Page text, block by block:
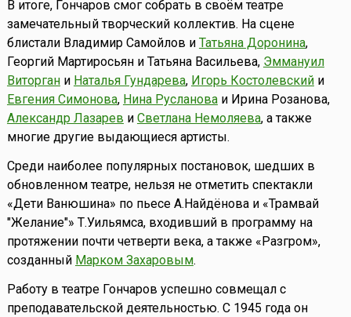
В итоге, Гончаров смог собрать в своём театре
замечательный творческий коллектив. На сцене
блистали Владимир Самойлов и Татьяна Доронина,
Георгий Мартиросьян и Татьяна Васильева, Эммануил
Виторгани Наталья Гундарева, Игорь Костолевскийи
Евгения Симонова, Нина Руслановаи Ирина Розанова,
Александр Лазарев и Светлана Немоляева, а также
многие другие выдающиеся артисты.
Среди наиболее популярных постановок, шедших в
обновленном театре, нельзя не отметить спектакли
«Дети Ванюшина» по пьесе А.Найдёнова и «Трамвай
"Желание"» Т.Уильямса, входивший в программу на
протяжении почти четверти века, а также «Разгром»,
созданный Марком Захаровым.
Работу в театре Гончаров успешно совмещал с
преподавательской деятельностью. С 1945 года он